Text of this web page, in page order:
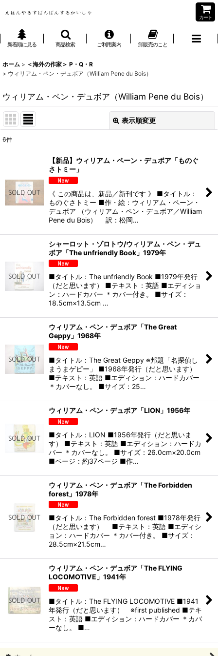
カート
新着順に見る 商品検索 ご利用案内 卸販売のこと
ホーム > ＜海外の作家＞ P・Q・R
> ウィリアム・ペン・デュボア（William Pene du Bois）
ウィリアム・ペン・デュボア（William Pene du Bois）
表示順変更
絞り込む
6件
【新品】ウィリアム・ペーン・デュボア「ものぐ
さトミー」
《 この商品は、新品／新刊です 》 ■タイトル：
ものぐさトミー ■作・絵：ウィリアム・ペーン・
デュボア （ウィリアム・ペン・デュボア／William
Pene du Bois） 訳：松岡…
シャーロット・ゾロトウ/ウィリアム・ペン・デュ
ボア「The unfriendly Book」1979年
■タイトル：The unfriendly Book ■1979年発行
（だと思います） ■テキスト：英語 ■エディショ
ン：ハードカバー ＊カバー付き。 ■サイズ：
18.5cm×13.5cm …
ウィリアム・ペン・デュボア「The Great
Geppy」1968年
■タイトル：The Great Geppy ※邦題「名探偵し
まうまゲピー」 ■1968年発行（だと思います）
■テキスト：英語 ■エディション：ハードカバー
＊カバーなし。 ■サイズ：25…
ウィリアム・ペン・デュボア「LION」1956年
■タイトル：LION ■1956年発行（だと思いま
す） ■テキスト：英語 ■エディション：ハードカ
バー ＊カバーなし。 ■サイズ：26.0cm×20.0cm
■ページ：約37ページ ■作…
ウィリアム・ペン・デュボア「The Forbidden
forest」1978年
■タイトル：The Forbidden forest ■1978年発行
（だと思います） ■テキスト：英語 ■エディシ
ョン：ハードカバー ＊カバー付き。 ■サイズ：
28.5cm×21.5cm…
ウィリアム・ペン・デュボア「The FLYING
LOCOMOTIVE」1941年
■タイトル：The FLYING LOCOMOTIVE ■1941
年発行（だと思います） ※first published ■テキ
スト：英語 ■エディション：ハードカバー ＊カバ
ーなし。 ■…